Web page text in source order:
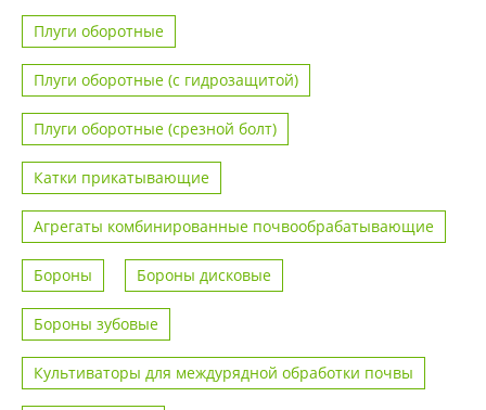
Плуги оборотные
Плуги оборотные (с гидрозащитой)
Плуги оборотные (срезной болт)
Катки прикатывающие
Агрегаты комбинированные почвообрабатывающие
Бороны Бороны дисковые
Бороны зубовые
Культиваторы для междурядной обработки почвы